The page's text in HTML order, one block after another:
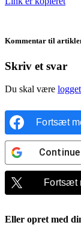
Kommentar til
Skriv et svar
Du skal være
Fortsæt
Fortsæt
Eller opret med